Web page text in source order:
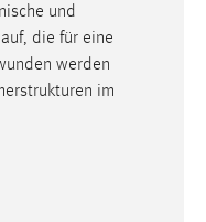
und
die für eine
werden
im
an der Website